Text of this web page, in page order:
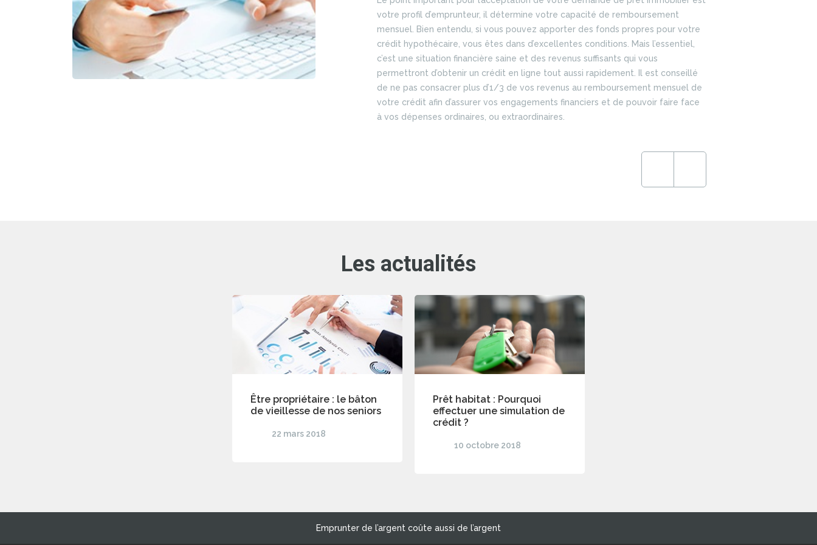
votre profil d’emprunteur, il détermine votre capacité de remboursement
mensuel. Bien entendu, si vous pouvez apporter des fonds propres pour votre
crédit hypothécaire, vous êtes dans d’excellentes conditions. Mais l’essentiel,
c’est une situation financière saine et des revenus suffisants qui vous
permettront d’obtenir un crédit en ligne tout aussi rapidement. Il est conseillé
de ne pas consacrer plus d’1/3 de vos revenus au remboursement mensuel de
votre crédit afin d’assurer vos engagements financiers et de pouvoir faire face
à vos dépenses ordinaires, ou extraordinaires.
Les actualités
Être propriétaire : le bâton
de vieillesse de nos seniors
22 mars 2018
Prêt habitat : Pourquoi
effectuer une simulation de
crédit ?
10 octobre 2018
Emprunter de l’argent coûte aussi de l’argent